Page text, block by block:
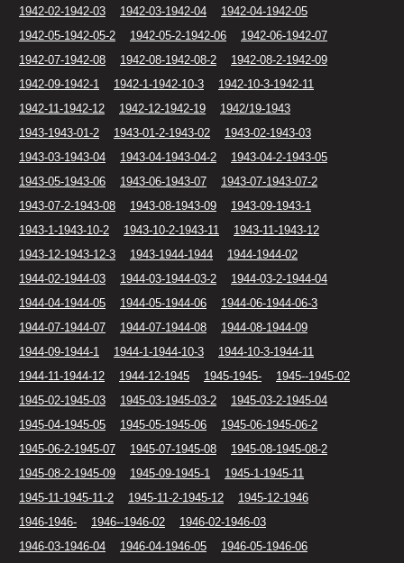
1942-02-1942-03
1942-03-1942-04
1942-04-1942-05
1942-05-1942-05-2
1942-05-2-1942-06
1942-06-1942-07
1942-07-1942-08
1942-08-1942-08-2
1942-08-2-1942-09
1942-09-1942-1
1942-1-1942-10-3
1942-10-3-1942-11
1942-11-1942-12
1942-12-1942-19
1942/19-1943
1943-1943-01-2
1943-01-2-1943-02
1943-02-1943-03
1943-03-1943-04
1943-04-1943-04-2
1943-04-2-1943-05
1943-05-1943-06
1943-06-1943-07
1943-07-1943-07-2
1943-07-2-1943-08
1943-08-1943-09
1943-09-1943-1
1943-1-1943-10-2
1943-10-2-1943-11
1943-11-1943-12
1943-12-1943-12-3
1943-1944-1944
1944-1944-02
1944-02-1944-03
1944-03-1944-03-2
1944-03-2-1944-04
1944-04-1944-05
1944-05-1944-06
1944-06-1944-06-3
1944-07-1944-07
1944-07-1944-08
1944-08-1944-09
1944-09-1944-1
1944-1-1944-10-3
1944-10-3-1944-11
1944-11-1944-12
1944-12-1945 1945-1945-
1945--1945-02
1945-02-1945-03
1945-03-1945-03-2
1945-03-2-1945-04
1945-04-1945-05
1945-05-1945-06
1945-06-1945-06-2
1945-06-2-1945-07
1945-07-1945-08
1945-08-1945-08-2
1945-08-2-1945-09
1945-09-1945-1
1945-1-1945-11
1945-11-1945-11-2
1945-11-2-1945-12
1945-12-1946
1946-1946-
1946--1946-02
1946-02-1946-03
1946-03-1946-04
1946-04-1946-05
1946-05-1946-06